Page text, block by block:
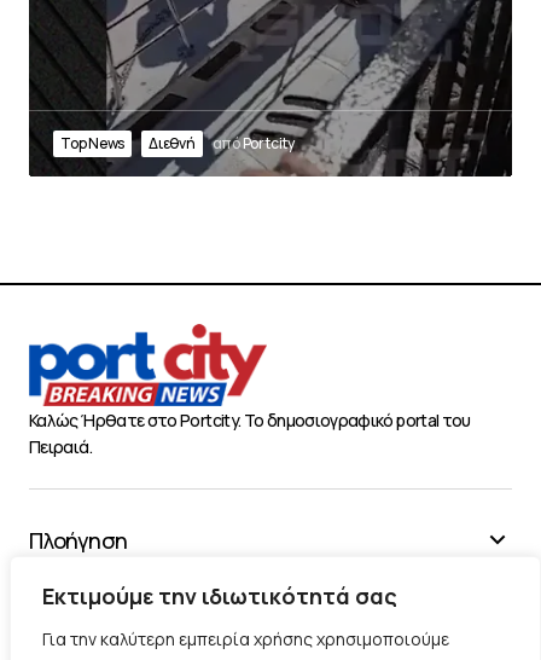
Εκτιμούμε την ιδιωτικότητά σας
Για την καλύτερη εμπειρία χρήσης χρησιμοποιούμε
Top News Διεθνή απόPortcity
Καλώς Ήρθατε στο Portcity. Το δημοσιογραφικό portal του
Πειραιά.
Πλοήγηση
Χρήσιμα
Διάφορα